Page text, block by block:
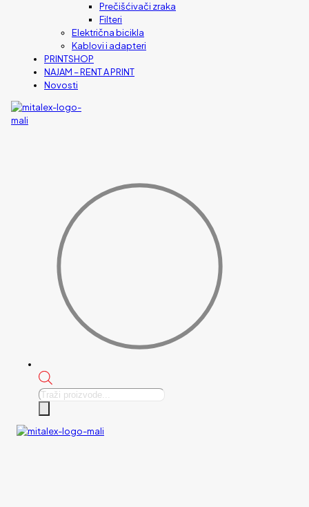
Prečišćivači zraka
Filteri
Električna bicikla
Kablovi i adapteri
PRINTSHOP
NAJAM – RENT A PRINT
Novosti
Products